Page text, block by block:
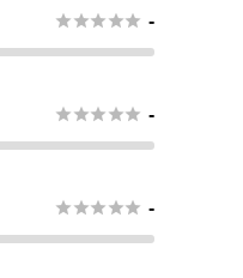
 -
 -
 -